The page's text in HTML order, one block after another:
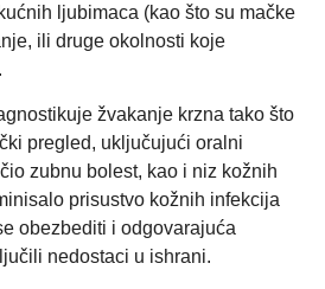
ljubimaca (kao što su mačke
ili druge okolnosti koje
žvakanje krzna tako što
pregled, uključujući oralni
zubnu bolest, kao i niz kožnih
prisustvo kožnih infekcija
obezbediti i odgovarajuća
nedostaci u ishrani.